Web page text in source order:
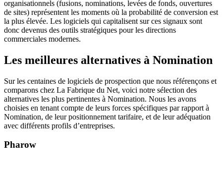
organisationnels (fusions, nominations, levées de fonds, ouvertures
de sites) représentent les moments où la probabilité de conversion est
la plus élevée. Les logiciels qui capitalisent sur ces signaux sont
donc devenus des outils stratégiques pour les directions
commerciales modernes.
Les meilleures alternatives à Nomination
Sur les centaines de logiciels de prospection que nous référençons et
comparons chez La Fabrique du Net, voici notre sélection des
alternatives les plus pertinentes à Nomination. Nous les avons
choisies en tenant compte de leurs forces spécifiques par rapport à
Nomination, de leur positionnement tarifaire, et de leur adéquation
avec différents profils d’entreprises.
Pharow